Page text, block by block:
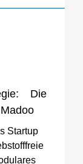
Die
Startup